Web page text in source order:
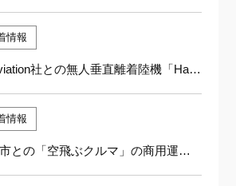
情報
人垂直離着陸機「Halo」に関する戦略的パートナーシップについて
情報
空飛ぶクルマ」の商用運航に向けた取組みについて